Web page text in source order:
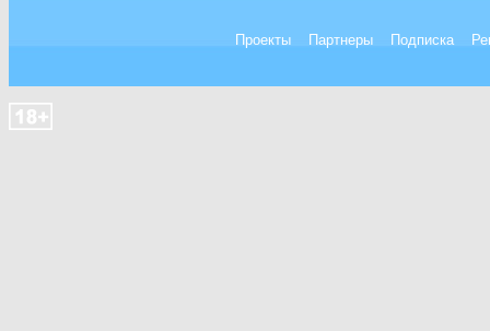
Проекты Партнеры Подписка